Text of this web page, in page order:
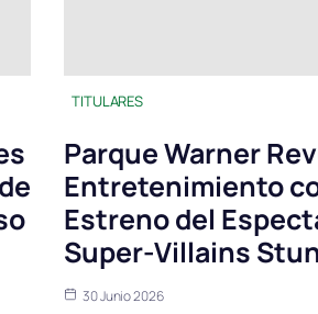
TITULARES
Parque Warner
Entretenimiento
Estreno del
Super-Villains
30 Junio 2026